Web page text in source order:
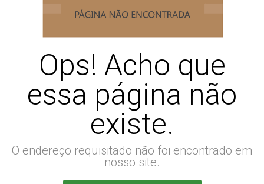
Ops! Acho que
essa página não
existe.
O endereço requisitado não foi encontrado em
nosso site.